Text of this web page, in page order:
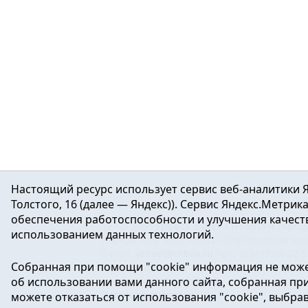
16+ ©Ялуторовск знает / Новости
Учредитель: АНО «ИИЦ « Ялуторовская
Регистрационный номер ЭЛ № ФС 77-
массовых коммуникаций.
Политика оператора
Настоящий ресурс использует сервис веб-
Толстого, 16 (далее — Яндекс)). Сервис
обеспечения работоспособности и улучшения
использованием данных технологий.
Собранная при помощи "cookie" информация не
об использовании вами данного сайта, собранная
можете отказаться от использования "cookie",